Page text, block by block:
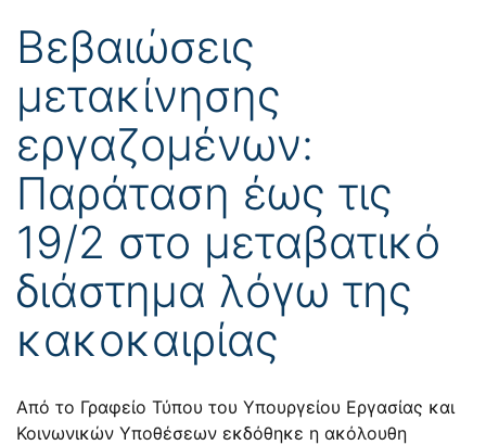
Βεβαιώσεις
μετακίνησης
εργαζομένων:
Παράταση έως τις
19/2 στο μεταβατικό
διάστημα λόγω της
κακοκαιρίας
Από το Γραφείο Τύπου του Υπουργείου Εργασίας και
Κοινωνικών Υποθέσεων εκδόθηκε η ακόλουθη